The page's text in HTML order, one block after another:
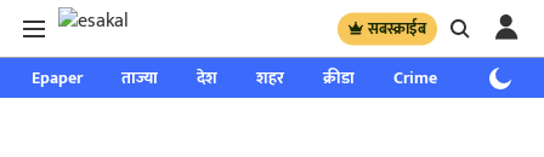
सबस्क्राईब
Epaper ताज्या देश शहर क्रीडा Crime साप्ताहिक